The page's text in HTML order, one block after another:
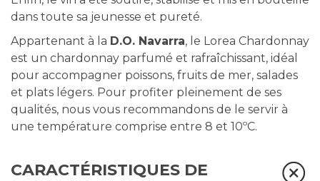
dans toute sa jeunesse et pureté.
Appartenant à la D.O. Navarra, le Lorea Chardonnay
est un chardonnay parfumé et rafraîchissant, idéal
pour accompagner poissons, fruits de mer, salades
et plats légers. Pour profiter pleinement de ses
qualités, nous vous recommandons de le servir à
une température comprise entre 8 et 10ºC.
CARACTÉRISTIQUES DE